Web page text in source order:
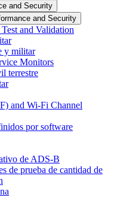
and Security
and Security
and Validation
y militar
Monitors
terrestre
and Wi-Fi Channel
por software
de ADS-B
de prueba de cantidad de